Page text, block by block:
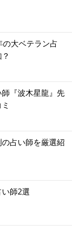
の大ベテラン占
『波木星龍』先
占い師を厳選紹
師2選